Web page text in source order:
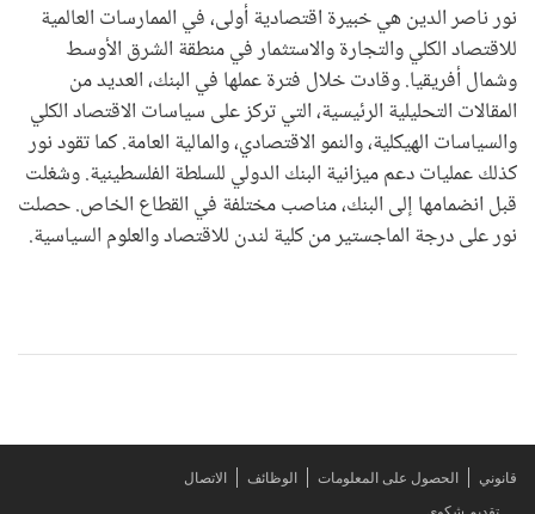
نور ناصر الدين هي خبيرة اقتصادية أولى، في الممارسات العالمية
للاقتصاد الكلي والتجارة والاستثمار في منطقة الشرق الأوسط
وشمال أفريقيا. وقادت خلال فترة عملها في البنك، العديد من
المقالات التحليلية الرئيسية، التي تركز على سياسات الاقتصاد الكلي
والسياسات الهيكلية، والنمو الاقتصادي، والمالية العامة. كما تقود نور
كذلك عمليات دعم ميزانية البنك الدولي للسلطة الفلسطينية. وشغلت
قبل انضمامها إلى البنك، مناصب مختلفة في القطاع الخاص. حصلت
نور على درجة الماجستير من كلية لندن للاقتصاد والعلوم السياسية.
قانوني الحصول على المعلومات الوظائف
الاتصال